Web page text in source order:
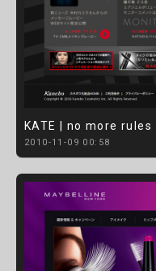
KATE | no more rules
2010-11-09 00:58